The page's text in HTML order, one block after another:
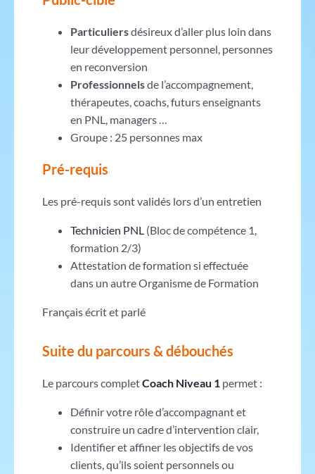
Particuliersdésireux d’aller plus loin dans
leur développement personnel, personnes
en reconversion
Professionnelsde l’accompagnement,
thérapeutes, coachs, futurs enseignants
en PNL, managers …
Groupe : 25 personnes max
Pré-requis
Les pré-requis sont validés lors d’un entretien
Technicien PNL (Bloc de compétence 1,
formation 2/3)
Attestation de formation si effectuée
dans un autre Organisme de Formation
Français écrit et parlé
Suite du parcours & débouchés
Le parcours completCoach Niveau 1 permet :
Définir votre rôle d’accompagnant et
construire un cadre d’intervention clair,
Identifier et affiner les objectifs de vos
clients, qu’ils soient personnels ou